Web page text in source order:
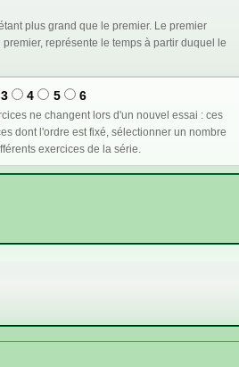
plus grand que le premier. Le premier
3 4 5 6
n supérieur ou égal à 1 permet de plus de conserver les mêmes valeurs pour les variables communes aux différents exercices de la série.